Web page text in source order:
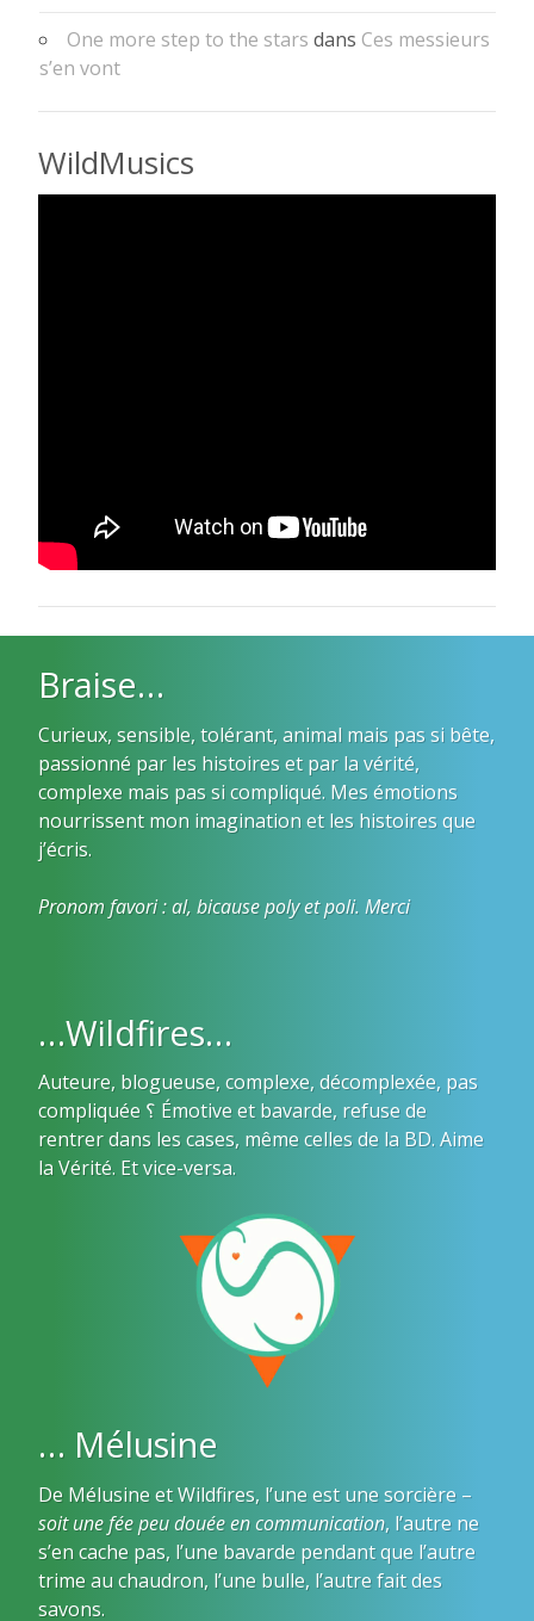
One more step to the stars dans Ces messieurs
s’en vont
WildMusics
Braise…
Curieux, sensible, tolérant, animal mais pas si bête,
passionné par les histoires et par la vérité,
complexe mais pas si compliqué. Mes émotions
nourrissent mon imagination et les histoires que
j’écris.
Pronom favori : al, bicause poly et poli. Merci
…Wildfires…
Auteure, blogueuse, complexe, décomplexée, pas
compliquée ؟ Émotive et bavarde, refuse de
rentrer dans les cases, même celles de la BD. Aime
la Vérité. Et vice-versa.
… Mélusine
De Mélusine et Wildfires, l’une est une sorcière –
soit une fée peu douée en communication, l’autre ne
s’en cache pas, l’une bavarde pendant que l’autre
trime au chaudron, l’une bulle, l’autre fait des
savons.